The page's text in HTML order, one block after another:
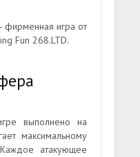
- фирменная игра от
Fun 268.LTD.
выполнено на
максимальному
атакующее